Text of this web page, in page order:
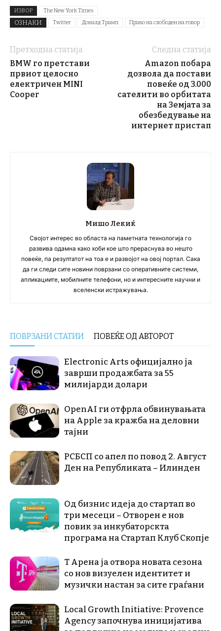
ИЗВОР The New York Times
ОЗНАКИ Twitter Доналд Трамп Право на слободен на говор
Претходна статија
BMW го претстави
првиот целосно
електричен MINI
Cooper
Следна статија
Amazon побара
дозвола да постави
повеќе од 3.000
сателити во орбитата
на Земјата за
обезбедување на
интернет пристап
Мишо Лекиќ
Својот интерес во областа на паметната технологија го
развива одамна како хоби кое што прераснува во нешто
повеќе, па резултатот на тоа е и развојот на овој портал. Сака
да ги следи сите новини поврзани со оперативните системи,
апликациите, мобилните телефони, но и интересните научни и
вселенски истражувања.
ПОВРЗАНИ СТАТИИ ПОВЕЌЕ ОД АВТОРОТ
Electronic Arts официјално ја
заврши продажбата за 55
милијарди долари
OpenAI ги отфрла обвинувањата
на Apple за кражба на деловни
тајни
РСБСП со апел по повод 2. Август
Ден на Републиката – Илинден
Од бизнис идеја до стартап во
три месеци – Отворен е нов
повик за инкубаторскта
програма на Стартап Клуб Скопје
Т Арена ја отвора новата сезона
со нов визуелен идентитет и
музички настан за сите граѓани
Local Growth Initiative: Provence
Agency започнува иницијатива